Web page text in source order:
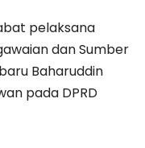
pelaksana
dan Sumber
Baharuddin
pada DPRD